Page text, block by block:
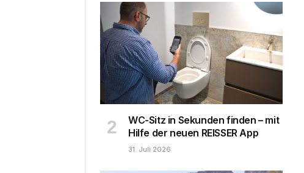
WC-Sitz in Sekunden finden – mit
Hilfe der neuen REISSER App
31. Juli 2026